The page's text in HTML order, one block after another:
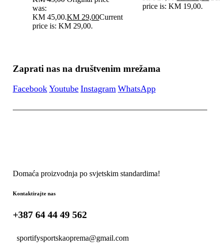
was:
KM 45,00.KM29,00Current
price is: KM 29,00.
price is: KM 19,00.
Zaprati nas na društvenim mrežama
Facebook Youtube Instagram WhatsApp
Domaća proizvodnja po svjetskim standardima!
Kontaktirajte nas
+387 64 44 49 562
sportifysportskaoprema@gmail.com